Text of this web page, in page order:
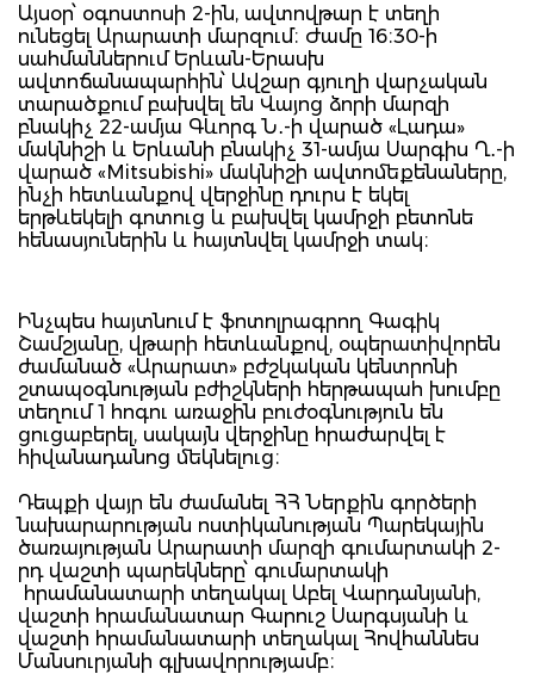
Այսօր՝ օգոստոսի 2-ին, ավտովթար է տեղի
ունեցել Արարատի մարզում։ Ժամը 16։30-ի
սահմաններում Երևան-Երասխ
ավտոճանապարհին՝ Ավշար գյուղի վարչական
տարածքում բախվել են Վայոց ձորի մարզի
բնակիչ 22-ամյա Գևորգ Ն․-ի վարած «Լադա»
մակնիշի և Երևանի բնակիչ 31-ամյա Սարգիս Ղ․-ի
վարած «Mitsubishi» մակնիշի ավտոմեքենաները,
ինչի հետևանքով վերջինը դուրս է եկել
երթևեկելի գոտուց և բախվել կամրջի բետոնե
հենասյուներին և հայտնվել կամրջի տակ։
Ինչպես հայտնում է ֆոտոլրագրող Գագիկ
Շամշյանը, վթարի հետևանքով, օպերատիվորեն
ժամանած «Արարատ» բժշկական կենտրոնի
շտապօգնության բժիշկների հերթապահ խումբը
տեղում 1 հոգու առաջին բուժօգնություն են
ցուցաբերել, սակայն վերջինը հրաժարվել է
հիվանադանոց մեկնելուց։
Դեպքի վայր են ժամանել ՀՀ Ներքին գործերի
նախարարության ոստիկանության Պարեկային
ծառայության Արարատի մարզի գումարտակի 2-
րդ վաշտի պարեկները՝ գումարտակի
հրամանատարի տեղակալ Աբել Վարդանյանի,
վաշտի հրամանատար Գարուշ Սարգսյանի և
վաշտի հրամանատարի տեղակալ Հովհաննես
Մանսուրյանի գլխավորությամբ։